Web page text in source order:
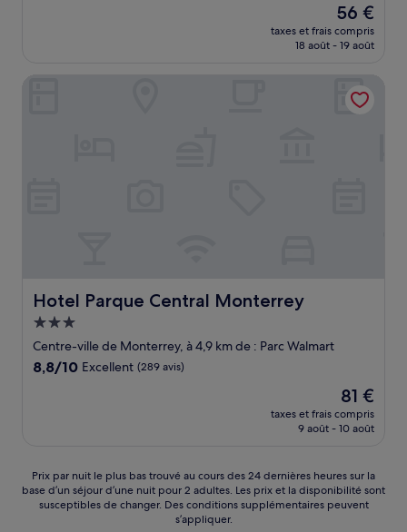
Le
nouveau
prix
de
56 €
56 €
taxes et frais compris
18 août - 19 août
Hotel Parque Central Monterrey
Hotel Parque Central Monterrey
Hébergement
3.0 étoiles
Centre-ville de Monterrey, à 4,9 km de : Parc Walmart
8.8
8,8/10 Excellent (289 avis)
Le
nouveau
prix
81 €
81 €
taxes et frais compris
9 août - 10 août
Prix
par
nuit
Prix par nuit le plus bas trouvé au cours des 24 dernières heures sur la
base d’un séjour d’une nuit pour 2 adultes. Les prix et la disponibilité sont
susceptibles de changer. Des conditions supplémentaires peuvent
s’appliquer.